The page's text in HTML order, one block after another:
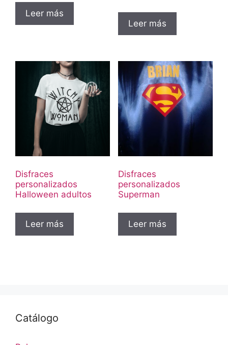
Leer más
Leer más
Disfraces
personalizados
Halloween adultos
Leer más
Disfraces
personalizados
Superman
Leer más
Catálogo